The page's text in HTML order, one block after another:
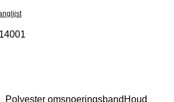
Polyester omsnoeringsbandHoud